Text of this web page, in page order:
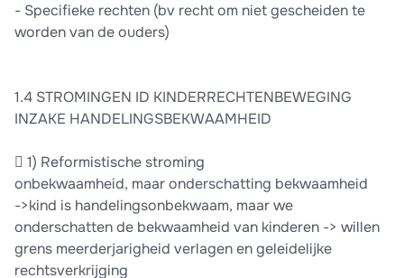
- Specifieke rechten (bv recht om niet gescheiden te
worden van de ouders)
1.4 STROMINGEN ID KINDERRECHTENBEWEGING
INZAKE HANDELINGSBEKWAAMHEID
 1) Reformistische stroming
onbekwaamheid, maar onderschatting bekwaamheid
->kind is handelingsonbekwaam, maar we
onderschatten de bekwaamheid van kinderen -> willen
grens meerderjarigheid verlagen en geleidelijke
rechtsverkrijging